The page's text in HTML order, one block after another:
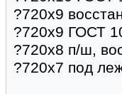
?720х9
?720х9 ГОСТ
?720х8 п/ш,
?720х7 под